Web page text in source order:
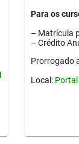
Para os
– Matrícula
– Crédito
Prorrogado
Local: